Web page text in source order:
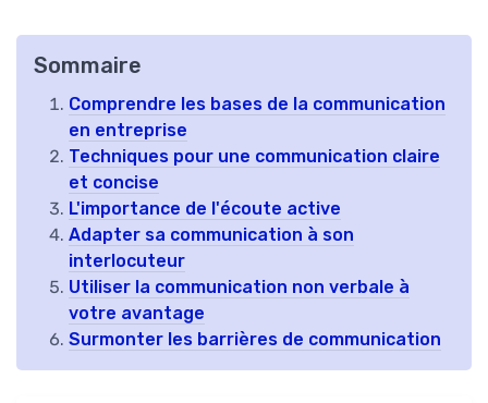
Sommaire
Comprendre les bases de la communication
en entreprise
Techniques pour une communication claire
et concise
L'importance de l'écoute active
Adapter sa communication à son
interlocuteur
Utiliser la communication non verbale à
votre avantage
Surmonter les barrières de communication